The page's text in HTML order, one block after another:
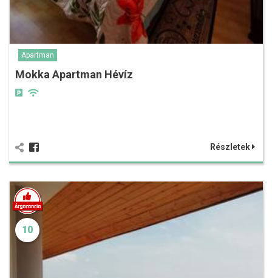
Apartman
Mokka Apartman Hévíz
Részletek
10